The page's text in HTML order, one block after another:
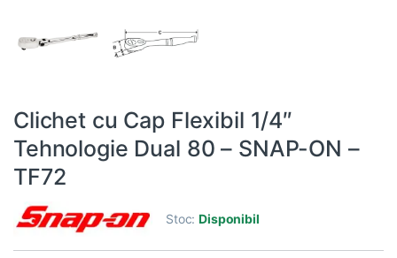
Clichet cu Cap Flexibil 1/4″
Tehnologie Dual 80 – SNAP-ON –
TF72
Stoc:Disponibil